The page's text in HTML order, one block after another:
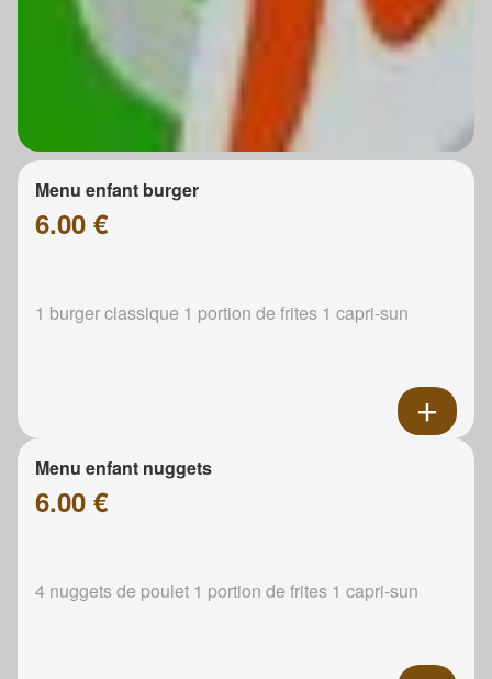
Menu enfant burger
6.00 €
1 burger classique 1 portion de frites 1 capri-sun
Menu enfant nuggets
6.00 €
4 nuggets de poulet 1 portion de frites 1 capri-sun